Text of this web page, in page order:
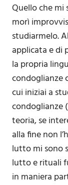
Quello che
morì
studiarmelo.
applicata e di
la propria
condoglianze
cui iniziai a
condoglianze
teoria, se
alla fine non
lutto mi sono
lutto e rituali
in maniera